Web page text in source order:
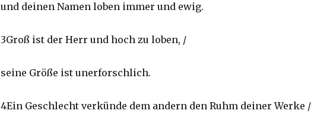
und deinen Namen loben immer und ewig.
3Groß ist der Herr und hoch zu loben, /
seine Größe ist unerforschlich.
4Ein Geschlecht verkünde dem andern den Ruhm deiner Werke /